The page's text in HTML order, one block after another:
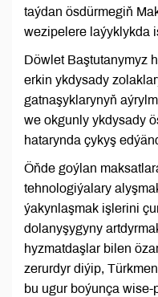
taýdan ösdürmegiň
wezipelere laýyklykda
Döwlet Baştutanymyz
erkin ykdysady
gatnaşyklarynyň
we okgunly ykdysady
hatarynda çykyş
Öňde goýlan
tehnologiýalary
ýakynlaşmak işlerini
dolanyşygyny
hyzmatdaşlar bilen
zerurdyr diýip,
bu ugur boýunça